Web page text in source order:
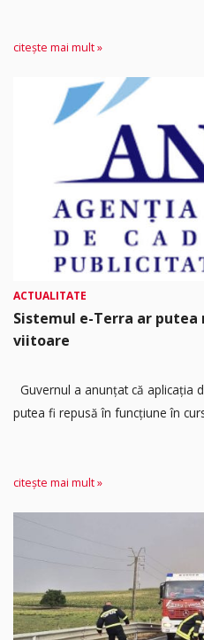
citește mai mult »
ACTUALITATE
Sistemul e-Terra ar
viitoare
Guvernul a anunțat că aplicația
putea fi repusă în funcțiune în
citește mai mult »